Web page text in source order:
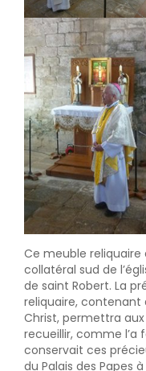
Ce meuble
collatéral sud de
de saint Robert. La
reliquaire, contenant
Christ, permettra
recueillir, comme l’a
conservait ces
du Palais des Papes